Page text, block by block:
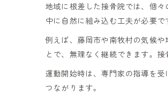
地域に根差した接骨院では、個
中に自然に組み込む工夫が必要で
例えば、藤岡市や南牧村の気候
とで、無理なく継続できます。
運動開始時は、専門家の指導を
つながります。